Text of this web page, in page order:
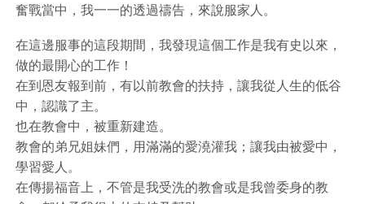
奮戰當中，我一一的透過禱告，來說服家人。
在這邊服事的這段期間，我發現這個工作是我有史以來，
做的最開心的工作！
在到恩友報到前，有以前教會的扶持，讓我從人生的低谷
中，認識了主。
也在教會中，被重新建造。
教會的弟兄姐妹們，用滿滿的愛澆灌我；讓我由被愛中，
學習愛人。
在傳揚福音上，不管是我受洗的教會或是我曾委身的教